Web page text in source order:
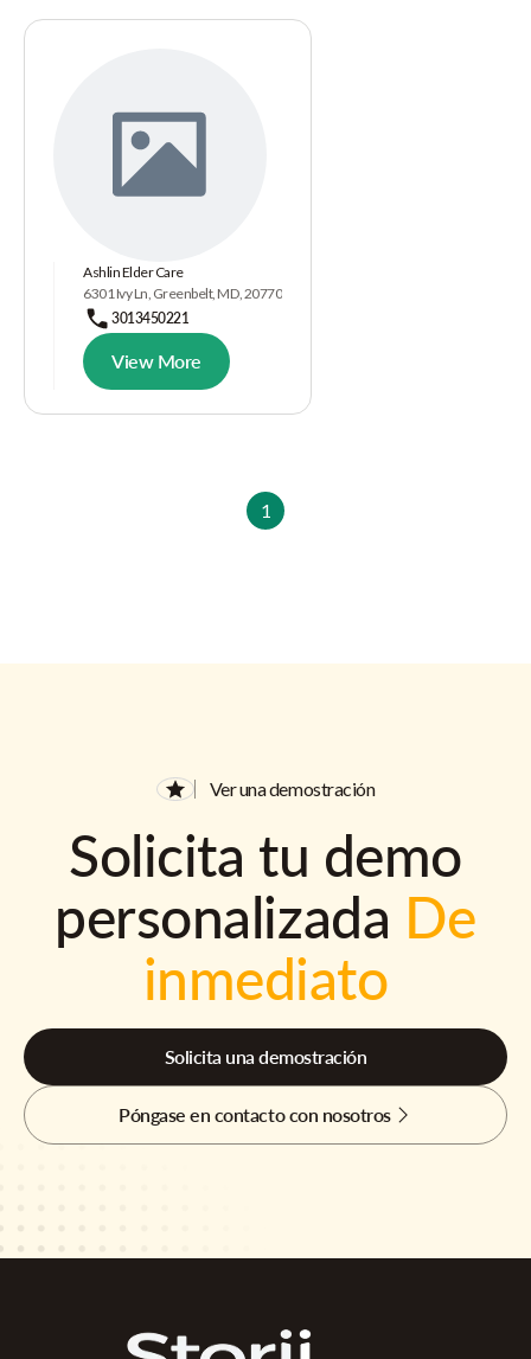
Ashlin Elder Care
6301 Ivy Ln, Greenbelt, MD, 20770
3013450221
View More
1
Ver una demostración
Solicita tu demo
personalizada De
inmediato
Solicita una demostración
Póngase en contacto con nosotros